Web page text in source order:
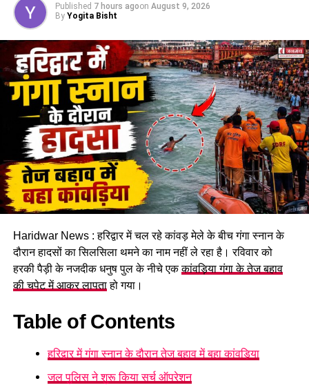
चमोली में बादल नहीं, मुसीबत बरसी! बदरीनाथ हाईवे बंद, गांवों में
तबाही
DON'T MISS
ब्रेकिंग न्यूज़ : त्रिस्तरीय पंचायत चुनाव की नई डेट घोषित, दो चरणों
में 24 और 28 जुलाई को होगा मतदान, 31 जुलाई को मतगणना
Published 7 hours agoon August 9, 2026
By Yogita Bisht
Haridwar News : हरिद्वार में चल रहे कांवड़ मेले के बीच गंगा स्नान के
दौरान हादसों का सिलसिला थमने का नाम नहीं ले रहा है। रविवार को
हरकी पैड़ी के नजदीक धनुष पुल के नीचे एककांवड़िया गंगा के तेज बहाव
की चपेट में आकर लापताहो गया।
Table of Contents
हरिद्वार में गंगा स्नान के दौरान तेज बहाव में बहा कांवड़िया
जल पुलिस ने शुरू किया सर्च ऑपरेशन